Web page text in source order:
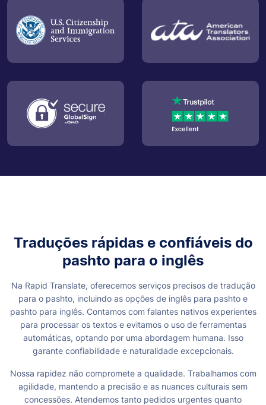
Traduções rápidas e confiáveis do
pashto para o inglês
Na Rapid Translate, oferecemos serviços precisos de tradução
para o pashto, incluindo as opções de inglês para pashto e
pashto para inglês. Contamos com falantes nativos experientes
para processar os textos e evitamos o uso de ferramentas
automáticas, optando por uma abordagem humana. Isso
garante confiabilidade e naturalidade excepcionais.
Nossa rapidez não compromete a qualidade. Trabalhamos com
agilidade, mantendo a precisão e as nuances culturais sem
concessões. Atendemos tanto pedidos urgentes quanto